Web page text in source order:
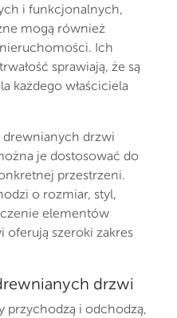
i funkcjonalnych,
mogą również
Ich
sprawiają, że są
każdego właściciela
drewnianych drzwi
je dostosować do
przestrzeni.
o rozmiar, styl,
elementów
oferują szeroki zakres
drzwi
przychodzą i odchodzą,